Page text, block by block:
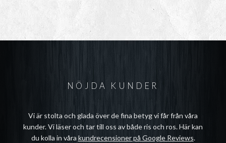
NÖJDA KUNDER
Vi är stolta och glada över de fina betyg vi får från våra
kunder. Vi läser och tar till oss av både ris och ros. Här kan
du kolla in våra kundrecensioner på Google Reviews.